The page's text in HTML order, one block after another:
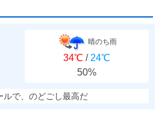
晴のち雨
34℃ / 24℃
50%
ルで、のどごし最高だ